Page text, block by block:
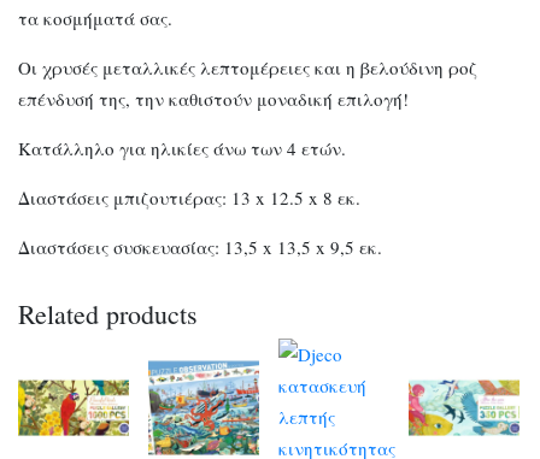
τα κοσμήματά σας.
Οι χρυσές μεταλλικές λεπτομέρειες και η βελούδινη ροζ
επένδυσή της, την καθιστούν μοναδική επιλογή!
Κατάλληλο για ηλικίες άνω των 4 ετών.
Διαστάσεις μπιζουτιέρας: 13 x 12.5 x 8 εκ.
Διαστάσεις συσκευασίας: 13,5 x 13,5 x 9,5 εκ.
Related products